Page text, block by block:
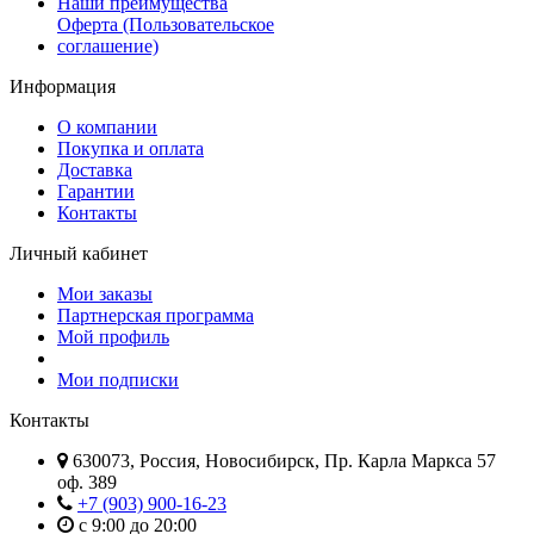
Оферта (Пользовательское
соглашение)
Информация
О компании
Покупка и оплата
Доставка
Гарантии
Контакты
Личный кабинет
Мои заказы
Партнерская программа
Мой профиль
Мои подписки
Контакты
630073, Россия, Новосибирск, Пр. Карла Маркса 57
оф. 389
+7 (903) 900-16-23
с 9:00 до 20:00